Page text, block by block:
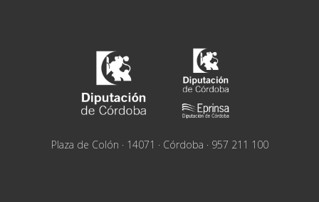
Plaza de Colón · 14071 · Córdoba · 957 211 100